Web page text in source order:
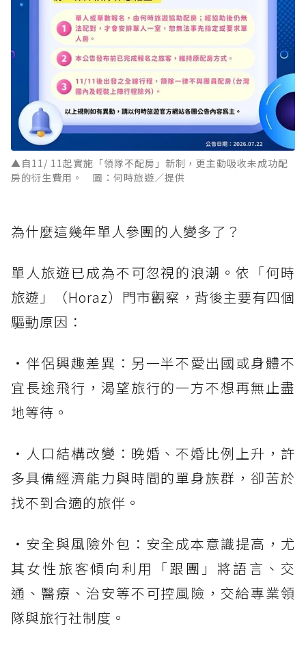
▲自11/ 11起實施「領隊不配房」新制，更主動吸收未成功配
房的衍生費用。 圖：何時旅遊／提供
為什麼這幾年單人參團的人變多了？
單人旅遊已成為不可忽視的浪潮。依「何時
旅遊」（Horaz）門市觀察，背後主要有四個
驅動原因：
・伴侶興趣差異：另一半不愛出國或身體不
宜長途飛行，渴望旅行的一方不想再無止盡
地等待。
・人口結構改變：晚婚、不婚比例上升，許
多具備經濟能力與時間的單身族群，卻苦於
找不到合適的旅伴。
・安全與風險外包：安全成本意識提高，尤
其女性旅客傾向利用「跟團」將語言、交
通、醫療、治安等不可控風險，交給專業領
隊與旅行社制度。